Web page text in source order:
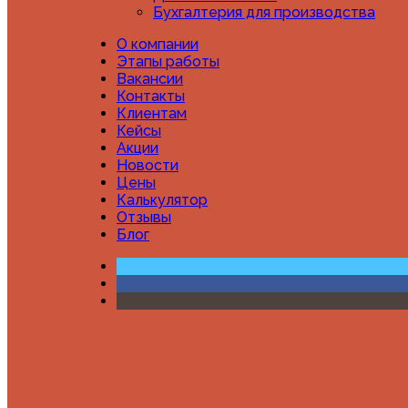
Бухгалтерия для производства
О компании
Этапы работы
Вакансии
Контакты
Клиентам
Кейсы
Акции
Новости
Цены
Калькулятор
Отзывы
Блог
Как перейти на аутсорсинг
Читать далее
20.05.2026
Штатный бухгалтер или
Читать далее